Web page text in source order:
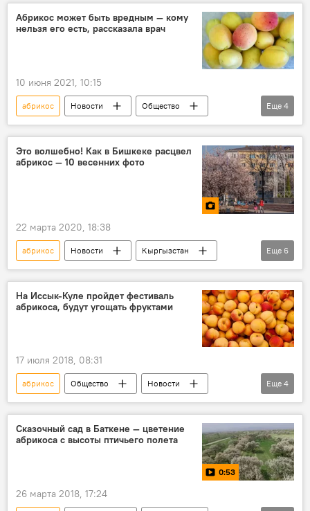
Абрикос может быть вредным — кому
нельзя его есть, рассказала врач
10 июня 2021, 10:15
абрикос Новости
Общество
В мире
диетолог
врач
Еще 4
Это волшебно! Как в Бишкеке расцвел
абрикос — 10 весенних фото
22 марта 2020, 18:38
абрикос Новости
Кыргызстан
фото
Мультимедиа
Общество
Бишкек
дерево
Еще 6
На Иссык-Куле пройдет фестиваль
абрикоса, будут угощать фруктами
17 июля 2018, 08:31
абрикос Общество
Новости
Кыргызстан
Культура
Иссык-Куль
фестиваль
Еще 4
Сказочный сад в Баткене — цветение
абрикоса с высоты птичьего полета
0:53
26 марта 2018, 17:24